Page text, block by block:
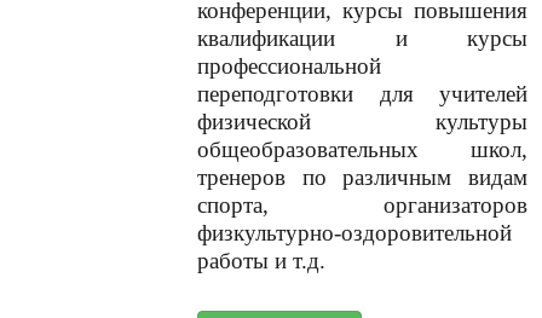
конференции, курсы повышения
квалификации и курсы
профессиональной
переподготовки для учителей
физической культуры
общеобразовательных школ,
тренеров по различным видам
спорта, организаторов
физкультурно-оздоровительной
работы и т.д.